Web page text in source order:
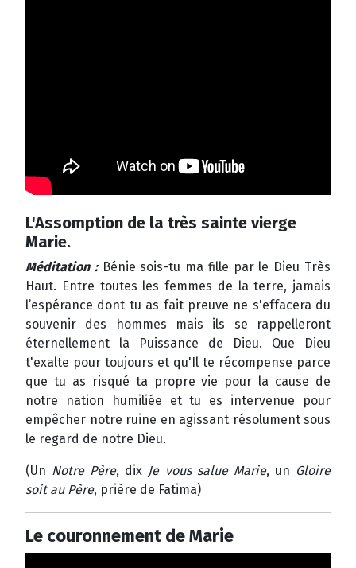
L'Assomption de la très sainte vierge
Marie.
Méditation : Bénie sois-tu ma fille par le Dieu Très
Haut. Entre toutes les femmes de la terre, jamais
l’espérance dont tu as fait preuve ne s'effacera du
souvenir des hommes mais ils se rappelleront
éternellement la Puissance de Dieu. Que Dieu
t'exalte pour toujours et qu'Il te récompense parce
que tu as risqué ta propre vie pour la cause de
notre nation humiliée et tu es intervenue pour
empêcher notre ruine en agissant résolument sous
le regard de notre Dieu.
(Un Notre Père, dix Je vous salue Marie, un Gloire
soit au Père, prière de Fatima)
Le couronnement de Marie